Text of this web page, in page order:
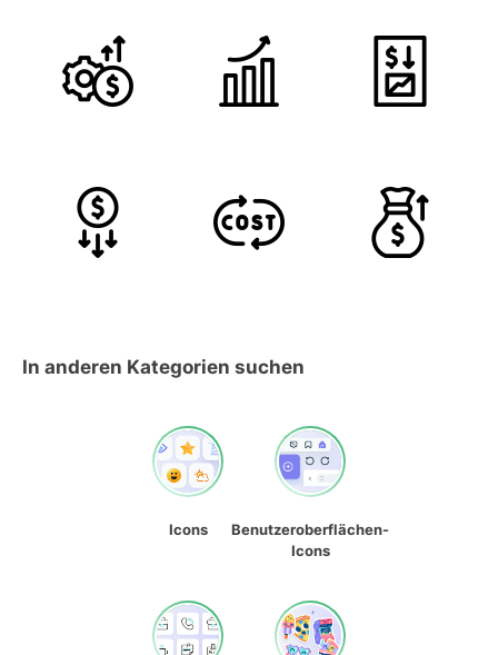
In anderen Kategorien suchen
Icons
Benutzeroberflächen-
Icons